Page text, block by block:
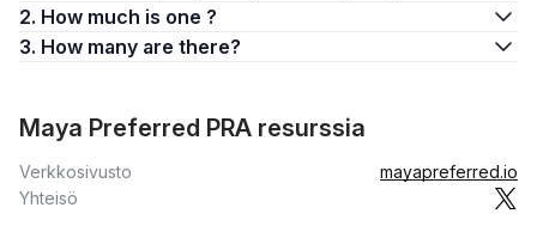
2. How much is one ?
3. How many are there?
Maya Preferred PRA resurssia
Verkkosivusto
mayapreferred.io
Yhteisö